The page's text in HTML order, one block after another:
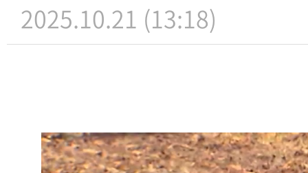
2025.10.21 (13:18)